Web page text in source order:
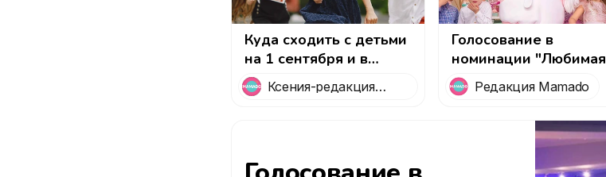
Куда сходить с детьми
на 1 сентября и в
последние выходные
лета в Москве
Ксения-редакция
Голосование в
номинации "Любимая
выездная программа
для детского
праздника с
аниматорами"
Редакция Mamado